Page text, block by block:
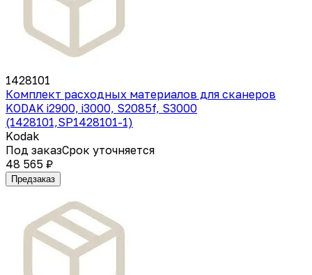
1428101
Комплект расходных материалов для сканеров
KODAK i2900, i3000, S2085f, S3000
(1428101,SP1428101-1)
Kodak
Под заказСрок уточняется
48 565 ₽
Предзаказ